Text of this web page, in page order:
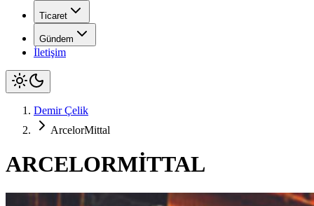
Ticaret
Gündem
İletişim
Demir Çelik
ArcelorMittal
ARCELORMİTTAL